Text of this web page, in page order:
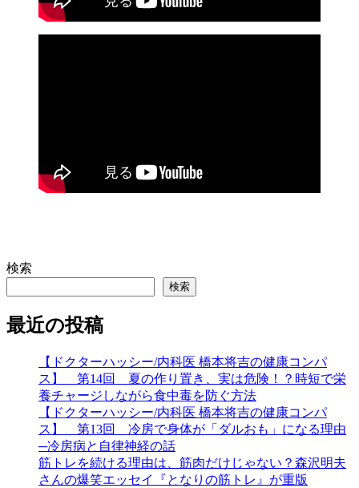
検索
検索
最近の投稿
【ドクターハッシー/内科医 橋本将吉の健康コンパ
ス】 第14回 夏の作り置き、実は危険！？時短で栄
養チャージしながら食中毒を防ぐ方法
【ドクターハッシー/内科医 橋本将吉の健康コンパ
ス】 第13回 冷房で身体が「ダルおも」になる理由
─冷房病と自律神経の話
筋トレを続ける理由は、筋肉だけじゃない？森沢明夫
さんの爆笑エッセイ『となりの筋トレ』が重版